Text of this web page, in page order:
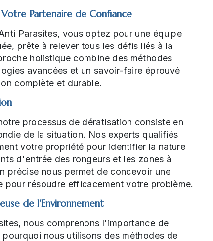
Partenaire de Confiance
Parasites, vous optez pour une équipe
prête à relever tous les défis liés à la
holistique combine des méthodes
avancées et un savoir-faire éprouvé
complète et durable.
processus de dératisation consiste en
de la situation. Nos experts qualifiés
votre propriété pour identifier la nature
d'entrée des rongeurs et les zones à
précise nous permet de concevoir une
pour résoudre efficacement votre problème.
de l'Environnement
nous comprenons l'importance de
nous utilisons des méthodes de